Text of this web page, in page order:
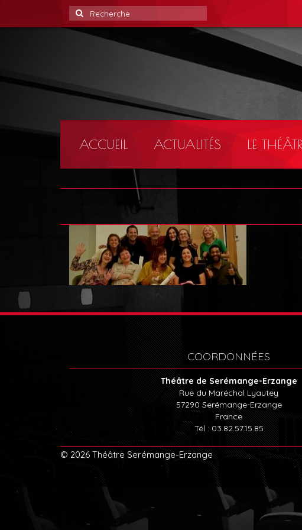
Rechercher
:
ACCUEIL ACTUALITÉS LE
COORDONNÉES
Théâtre de Serémange-Erzange
Rue du Maréchal Lyautey
57290 Serémange-Erzange
France
Tél : 03.82.57.15.85
© 2026 Théâtre Serémange-Erzange